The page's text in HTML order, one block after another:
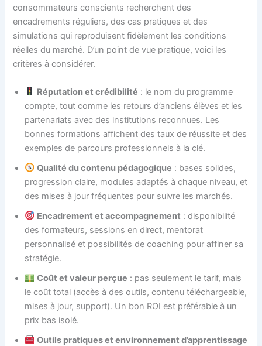
consommateurs conscients recherchent des
encadrements réguliers, des cas pratiques et des
simulations qui reproduisent fidèlement les conditions
réelles du marché. D’un point de vue pratique, voici les
critères à considérer.
Réputation et crédibilité : le nom du programme
compte, tout comme les retours d’anciens élèves et les
partenariats avec des institutions reconnues. Les
bonnes formations affichent des taux de réussite et des
exemples de parcours professionnels à la clé.
Qualité du contenu pédagogique : bases solides,
progression claire, modules adaptés à chaque niveau, et
des mises à jour fréquentes pour suivre les marchés.
Encadrement et accompagnement : disponibilité
des formateurs, sessions en direct, mentorat
personnalisé et possibilités de coaching pour affiner sa
stratégie.
Coût et valeur perçue : pas seulement le tarif, mais
le coût total (accès à des outils, contenu téléchargeable,
mises à jour, support). Un bon ROI est préférable à un
prix bas isolé.
Outils pratiques et environnement d’apprentissage